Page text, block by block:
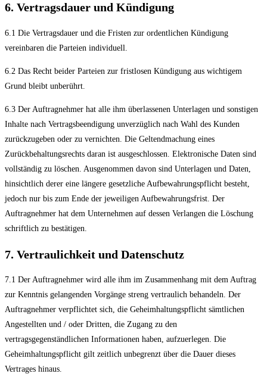
6. Vertragsdauer und Kündigung
6.1 Die Vertragsdauer und die Fristen zur ordentlichen Kündigung
vereinbaren die Parteien individuell.
6.2 Das Recht beider Parteien zur fristlosen Kündigung aus wichtigem
Grund bleibt unberührt.
6.3 Der Auftragnehmer hat alle ihm überlassenen Unterlagen und sonstigen
Inhalte nach Vertragsbeendigung unverzüglich nach Wahl des Kunden
zurückzugeben oder zu vernichten. Die Geltendmachung eines
Zurückbehaltungsrechts daran ist ausgeschlossen. Elektronische Daten sind
vollständig zu löschen. Ausgenommen davon sind Unterlagen und Daten,
hinsichtlich derer eine längere gesetzliche Aufbewahrungspflicht besteht,
jedoch nur bis zum Ende der jeweiligen Aufbewahrungsfrist. Der
Auftragnehmer hat dem Unternehmen auf dessen Verlangen die Löschung
schriftlich zu bestätigen.
7. Vertraulichkeit und Datenschutz
7.1 Der Auftragnehmer wird alle ihm im Zusammenhang mit dem Auftrag
zur Kenntnis gelangenden Vorgänge streng vertraulich behandeln. Der
Auftragnehmer verpflichtet sich, die Geheimhaltungspflicht sämtlichen
Angestellten und / oder Dritten, die Zugang zu den
vertragsgegenständlichen Informationen haben, aufzuerlegen. Die
Geheimhaltungspflicht gilt zeitlich unbegrenzt über die Dauer dieses
Vertrages hinaus.